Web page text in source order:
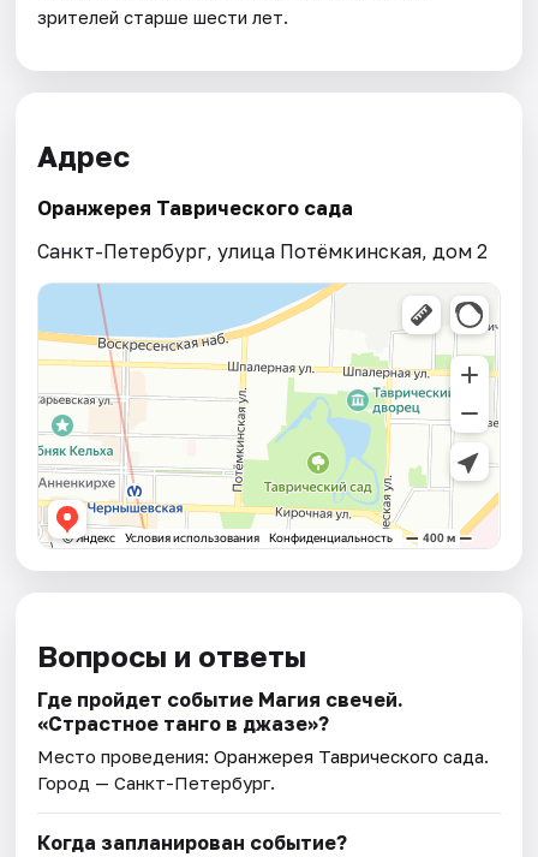
зрителей старше шести лет.
Адрес
Оранжерея Таврического сада
Санкт-Петербург, улица Потёмкинская, дом 2
Вопросы и ответы
Где пройдет событие Магия свечей.
«Страстное танго в джазе»?
Место проведения:Оранжерея Таврического сада.
Город — Санкт-Петербург.
Когда запланирован событие?